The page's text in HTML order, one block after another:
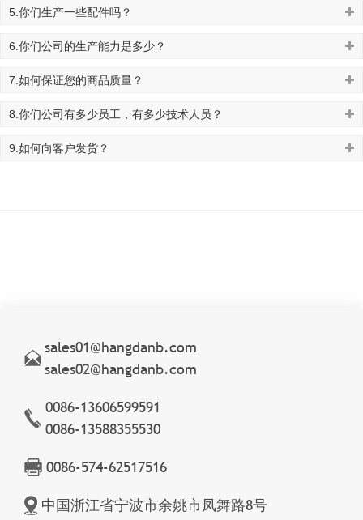
5.你们生产一些配件吗？
6.你们公司的生产能力是多少？
7.如何保证您的商品质量？
8.你们公司有多少员工，有多少技术人员？
9.如何向客户发货？
sales01@hangdanb.com
sales02@hangdanb.com
0086-13606599591
0086-13588355530
0086-574-62517516
中国浙江省宁波市余姚市凤舞路8号